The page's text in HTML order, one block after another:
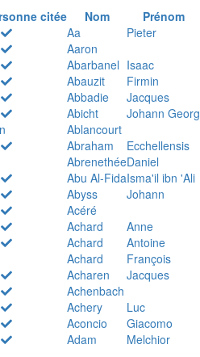
citée Nom
Prénom
Aa
Pieter
Aaron
Abarbanel Isaac
Abauzit
Firmin
Abbadie
Jacques
Abicht
Johann Georg
Ablancourt
Abraham
Ecchellensis
AbrenethéeDaniel
Abu Al-FidaIsma'il ibn 'Ali
Abyss
Johann
Acéré
Achard
Anne
Achard
Antoine
Achard
François
Acharen
Jacques
Achenbach
Achery
Luc
Aconcio
Giacomo
Adam
Melchior